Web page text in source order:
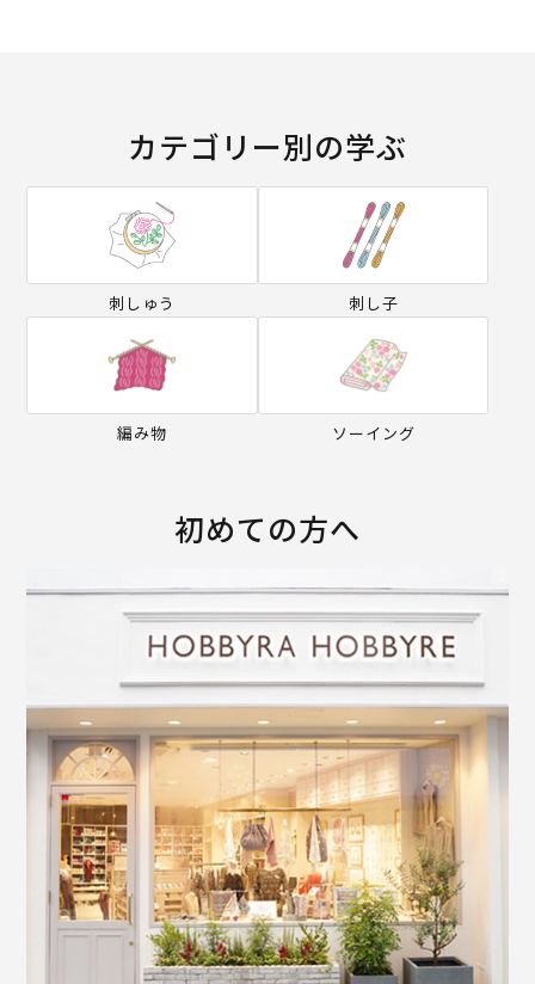
カテゴリー別の学ぶ
刺しゅう 刺し子
編み物 ソーイング
初めての方へ